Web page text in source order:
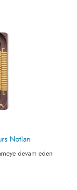
Notları
devam eden